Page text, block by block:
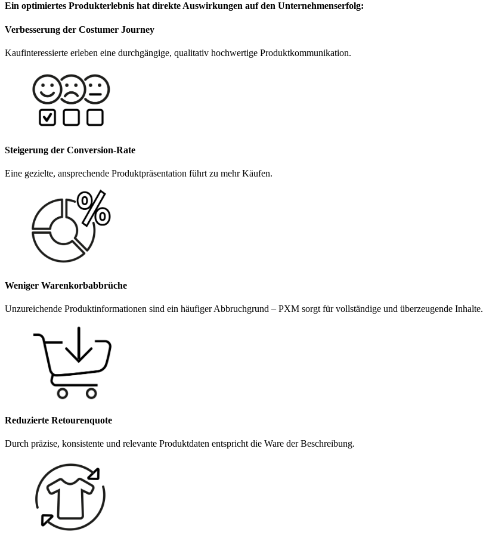
Ein optimiertes Produkterlebnis hat direkte Auswirkungen auf den Unternehmenserfolg:
Verbesserung der Costumer Journey
Kaufinteressierte erleben eine durchgängige, qualitativ hochwertige Produktkommunikation.
Steigerung der Conversion-Rate
Eine gezielte, ansprechende Produktpräsentation führt zu mehr Käufen.
Weniger Warenkorbabbrüche
Unzureichende Produktinformationen sind ein häufiger Abbruchgrund – PXM sorgt für vollständige und überzeugende Inhalte.
Reduzierte Retourenquote
Durch präzise, konsistente und relevante Produktdaten entspricht die Ware der Beschreibung.